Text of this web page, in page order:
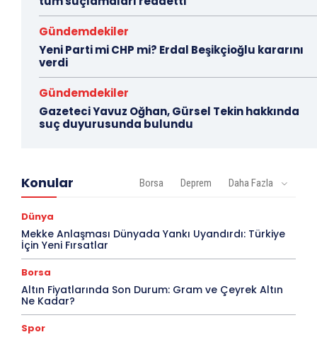
Gündemdekiler
Yeni Parti mi CHP mi? Erdal Beşikçioğlu kararını
verdi
Gündemdekiler
Gazeteci Yavuz Oğhan, Gürsel Tekin hakkında
suç duyurusunda bulundu
Konular Borsa Deprem Daha Fazla
Dünya
Mekke Anlaşması Dünyada Yankı Uyandırdı: Türkiye
İçin Yeni Fırsatlar
Borsa
Altın Fiyatlarında Son Durum: Gram ve Çeyrek Altın
Ne Kadar?
Spor